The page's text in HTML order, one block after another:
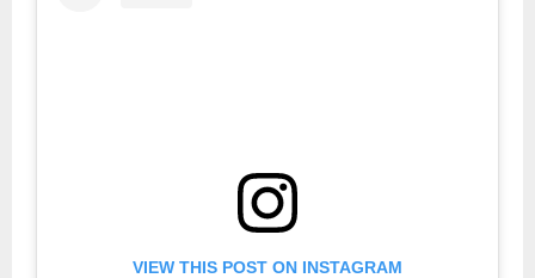
VIEW THIS POST ON INSTAGRAM